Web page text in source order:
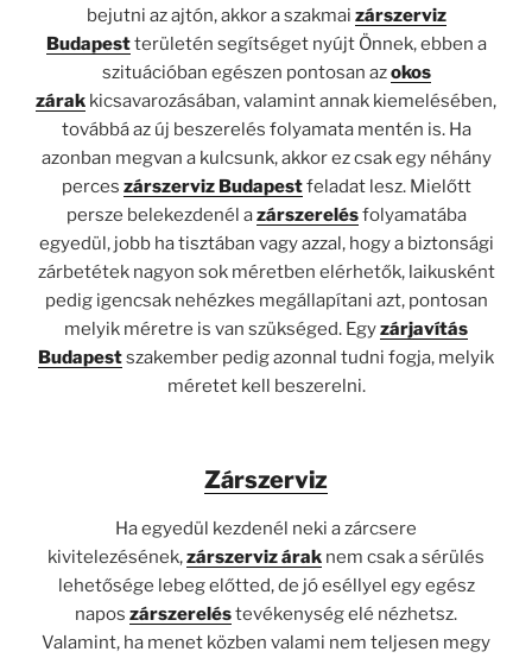
bejutni az ajtón, akkor a szakmai zárszerviz
Budapestterületén segítséget nyújt Önnek, ebben a
szituációban egészen pontosan azokos
zárak kicsavarozásában, valamint annak kiemelésében,
továbbá az új beszerelés folyamata mentén is. Ha
azonban megvan a kulcsunk, akkor ez csak egy néhány
perces zárszerviz Budapestfeladat lesz. Mielőtt
persze belekezdenél azárszerelésfolyamatába
egyedül, jobb ha tisztában vagy azzal, hogy a biztonsági
zárbetétek nagyon sok méretben elérhetők, laikusként
pedig igencsak nehézkes megállapítani azt, pontosan
melyik méretre is van szükséged. Egyzárjavítás
Budapestszakember pedig azonnal tudni fogja, melyik
méretet kell beszerelni.
Zárszerviz
Ha egyedül kezdenél neki a zárcsere
kivitelezésének,zárszerviz árak nem csak a sérülés
lehetősége lebeg előtted, de jó eséllyel egy egész
napos zárszereléstevékenység elé nézhetsz.
Valamint, ha menet közben valami nem teljesen megy